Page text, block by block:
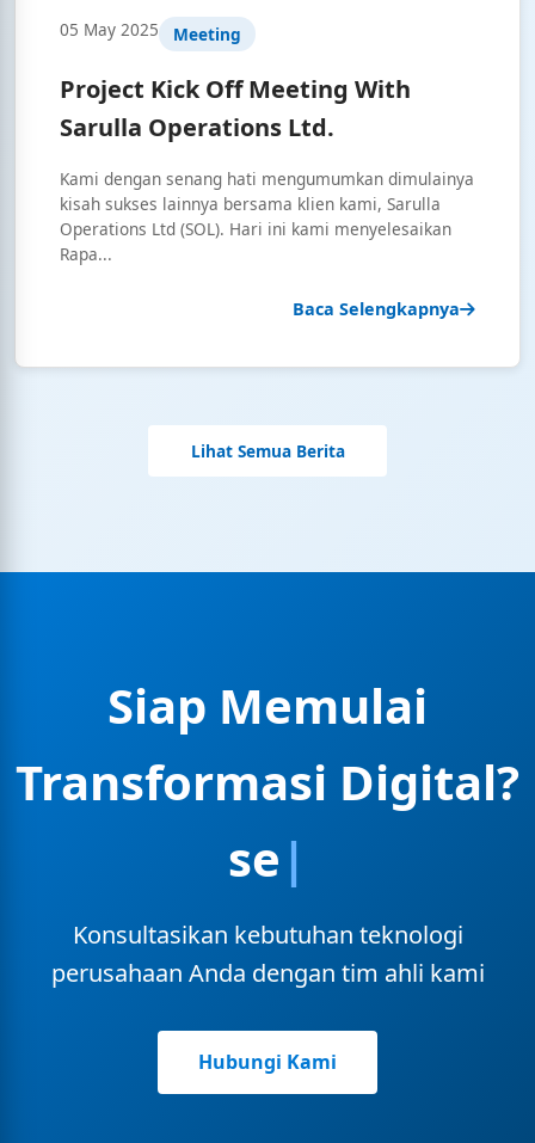
05 May 2025 Meeting
Project Kick Off Meeting With
Sarulla Operations Ltd.
Kami dengan senang hati mengumumkan dimulainya
kisah sukses lainnya bersama klien kami, Sarulla
Operations Ltd (SOL). Hari ini kami menyelesaikan
Rapa...
Baca Selengkapnya
Lihat Semua Berita
Siap Memulai
Transformasi Digital?
sekarang
Konsultasikan kebutuhan teknologi
perusahaan Anda dengan tim ahli kami
Hubungi Kami